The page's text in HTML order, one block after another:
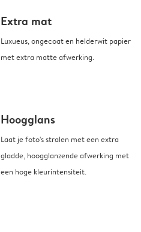
Extra mat
Luxueus, ongecoat en helderwit papier
met extra matte afwerking.
Hoogglans
Laat je foto's stralen met een extra
gladde, hoogglanzende afwerking met
een hoge kleurintensiteit.